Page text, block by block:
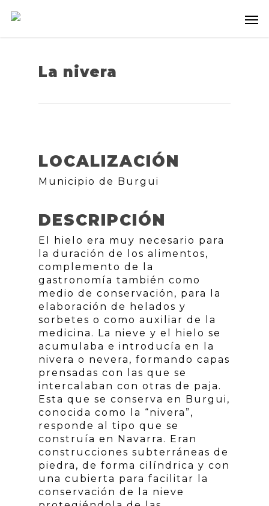
La nivera
LOCALIZACIÓN
Municipio de Burgui
DESCRIPCIÓN
El hielo era muy necesario para
la duración de los alimentos,
complemento de la
gastronomía también como
medio de conservación, para la
elaboración de helados y
sorbetes o como auxiliar de la
medicina. La nieve y el hielo se
acumulaba e introducía en la
nivera o nevera, formando capas
prensadas con las que se
intercalaban con otras de paja.
Esta que se conserva en Burgui,
conocida como la “nivera”,
responde al tipo que se
construía en Navarra. Eran
construcciones subterráneas de
piedra, de forma cilíndrica y con
una cubierta para facilitar la
conservación de la nieve